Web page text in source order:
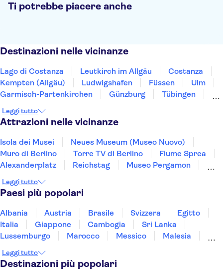
Ti potrebbe piacere anche
Destinazioni nelle vicinanze
Lago di Costanza Leutkirch im Allgäu
Costanza
Kempten (Allgäu)
Ludwigshafen Füssen
Ulm
Garmisch-Partenkirchen
Günzburg
Tübingen
Freiburg im Breisgau
Leggi tutto
Attrazioni nelle vicinanze
Isola dei Musei
Neues Museum (Museo Nuovo)
Muro di Berlino
Torre TV di Berlino
Fiume Sprea
Alexanderplatz
Reichstag
Museo Pergamon
East Berlin
Checkpoint Charlie a Berlino
Memoriale di Sachsenhausen
Porta di Brandeburgo
Leggi tutto
Paesi più popolari
Albania Austria Brasile Svizzera
Egitto
Italia
Giappone Cambogia
Sri Lanka
Lussemburgo
Marocco Messico
Malesia
Tunisia
Turchia Vietnam
Leggi tutto
Destinazioni più popolari